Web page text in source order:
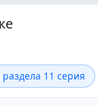
11 серия